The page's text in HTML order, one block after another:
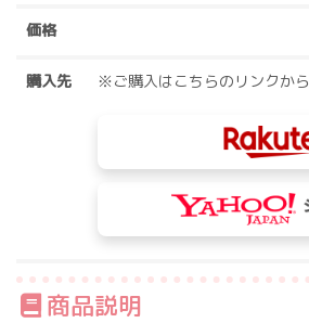
価格
購入先 ※ご購入はこちらのリンクから
商品説明